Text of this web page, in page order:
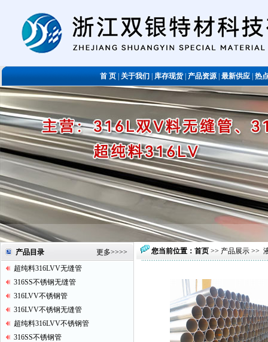
首 页关于我们库存现货|产品资源|最新供应|热
产品目录 更多>>>>
超纯料316LVV无缝管
316SS不锈钢无缝管
316LVV不锈钢管
316LVV不锈钢无缝管
超纯料316LVV不锈钢管
316SS不锈钢管
您当前位置： 首页 >> 产品展示 >>